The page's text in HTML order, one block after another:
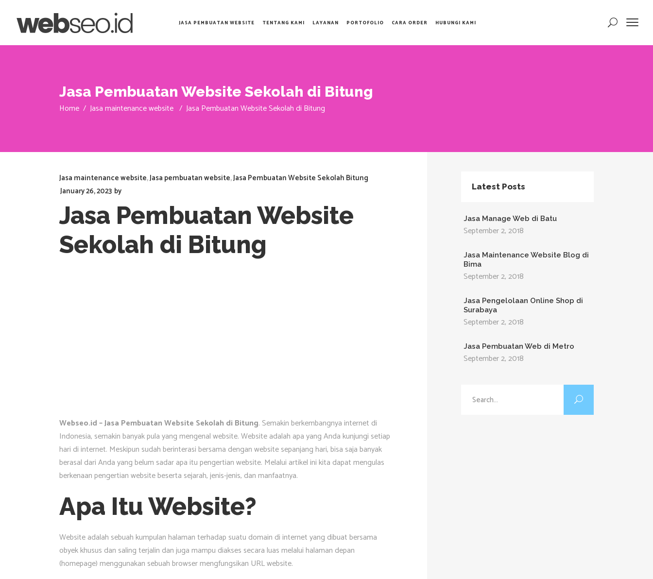
JASA PEMBUATAN WEBSITE TENTANG KAMI LAYANAN PORTOFOLIO CARA ORDER HUBUNGI KAMI
Jasa Pembuatan Website Sekolah di Bitung
Home / Jasa maintenance website / Jasa Pembuatan Website Sekolah di Bitung
Jasa maintenance website,Jasa pembuatan website,Jasa Pembuatan Website Sekolah Bitung
January 26, 2023 by
Jasa Pembuatan Website
Sekolah di Bitung
Webseo.id – Jasa Pembuatan Website Sekolah di Bitung. Semakin berkembangnya internet di
Indonesia, semakin banyak pula yang mengenal website. Website adalah apa yang Anda kunjungi setiap
hari di internet. Meskipun sudah berinterasi bersama dengan website sepanjang hari, bisa saja banyak
berasal dari Anda yang belum sadar apa itu pengertian website. Melalui artikel ini kita dapat mengulas
berkenaan pengertian website beserta sejarah, jenis-jenis, dan manfaatnya.
Apa Itu Website?
Website adalah sebuah kumpulan halaman terhadap suatu domain di internet yang dibuat bersama
obyek khusus dan saling terjalin dan juga mampu diakses secara luas melalui halaman depan
(homepage) menggunakan sebuah browser mengfungsikan URL website.
Latest Posts
Jasa Manage Web di Batu
September 2, 2018
Jasa Maintenance Website Blog di
Bima
September 2, 2018
Jasa Pengelolaan Online Shop di
Surabaya
September 2, 2018
Jasa Pembuatan Web di Metro
September 2, 2018